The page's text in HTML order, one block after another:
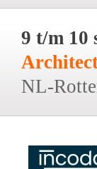
9 t/m 10
NL-